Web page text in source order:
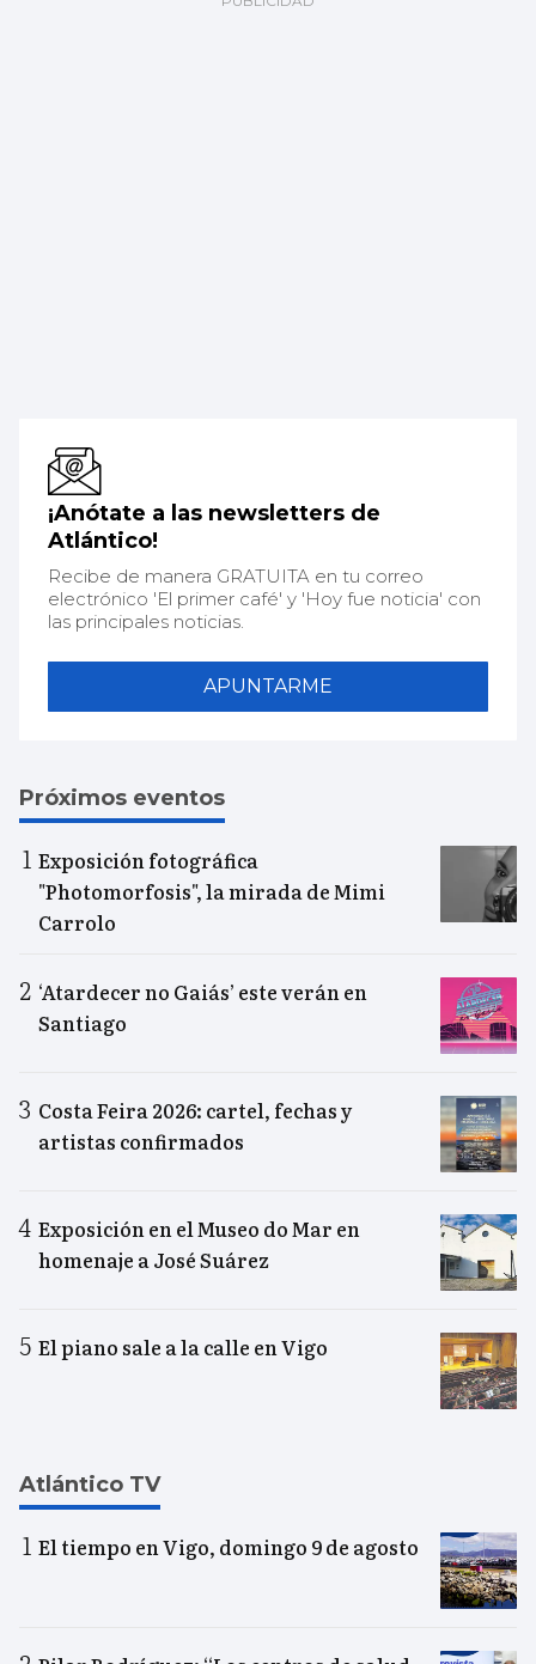
¡Anótate a las newsletters de
Atlántico!
Recibe de manera GRATUITA en tu correo
electrónico 'El primer café' y 'Hoy fue noticia' con
las principales noticias.
APUNTARME
Próximos eventos
Exposición fotográfica
"Photomorfosis", la mirada de Mimi
Carrolo
‘Atardecer no Gaiás’ este verán en
Santiago
Costa Feira 2026: cartel, fechas y
artistas confirmados
Exposición en el Museo do Mar en
homenaje a José Suárez
El piano sale a la calle en Vigo
Atlántico TV
El tiempo en Vigo, domingo 9 de agosto